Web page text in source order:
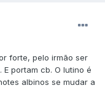
forte, pelo irmão ser
portam cb. O lutino é
albinos se mudar a